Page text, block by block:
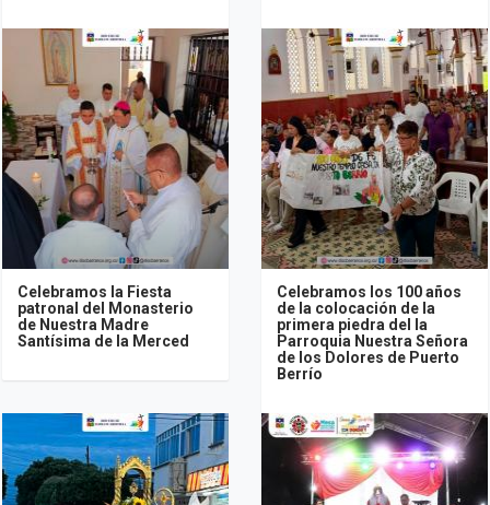
Celebramos la Fiesta
patronal del Monasterio
de Nuestra Madre
Santísima de la Merced
Celebramos los 100 años
de la colocación de la
primera piedra del la
Parroquia Nuestra Señora
de los Dolores de Puerto
Berrío